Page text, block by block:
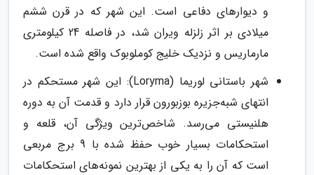
و دیوارهای دفاعی است. این شهر که در قرن ششم
میلادی بر اثر زلزله ویران شد، در فاصله 24 کیلومتری
مارماریس و نزدیک خلیج کوملوبوک واقع شده است.
شهر باستانی لوریما (Loryma): این شهر مستحکم در
انتهای شبه‌جزیره بوزبورون قرار دارد و قدمت آن به دوره
هلنیستی می‌رسد. شاخص‌ترین ویژگی آن، قلعه و
استحکامات بسیار خوب حفظ شده با 9 برج مربعی
است که آن را به یکی از بهترین نمونه‌های استحکامات